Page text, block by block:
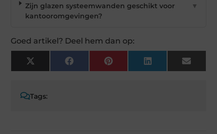
Zijn glazen systeemwanden geschikt voor
kantooromgevingen?
▼
Goed artikel? Deel hem dan op:
X
(Twitter)
Facebook Pinterest LinkedIn Email
Tags: